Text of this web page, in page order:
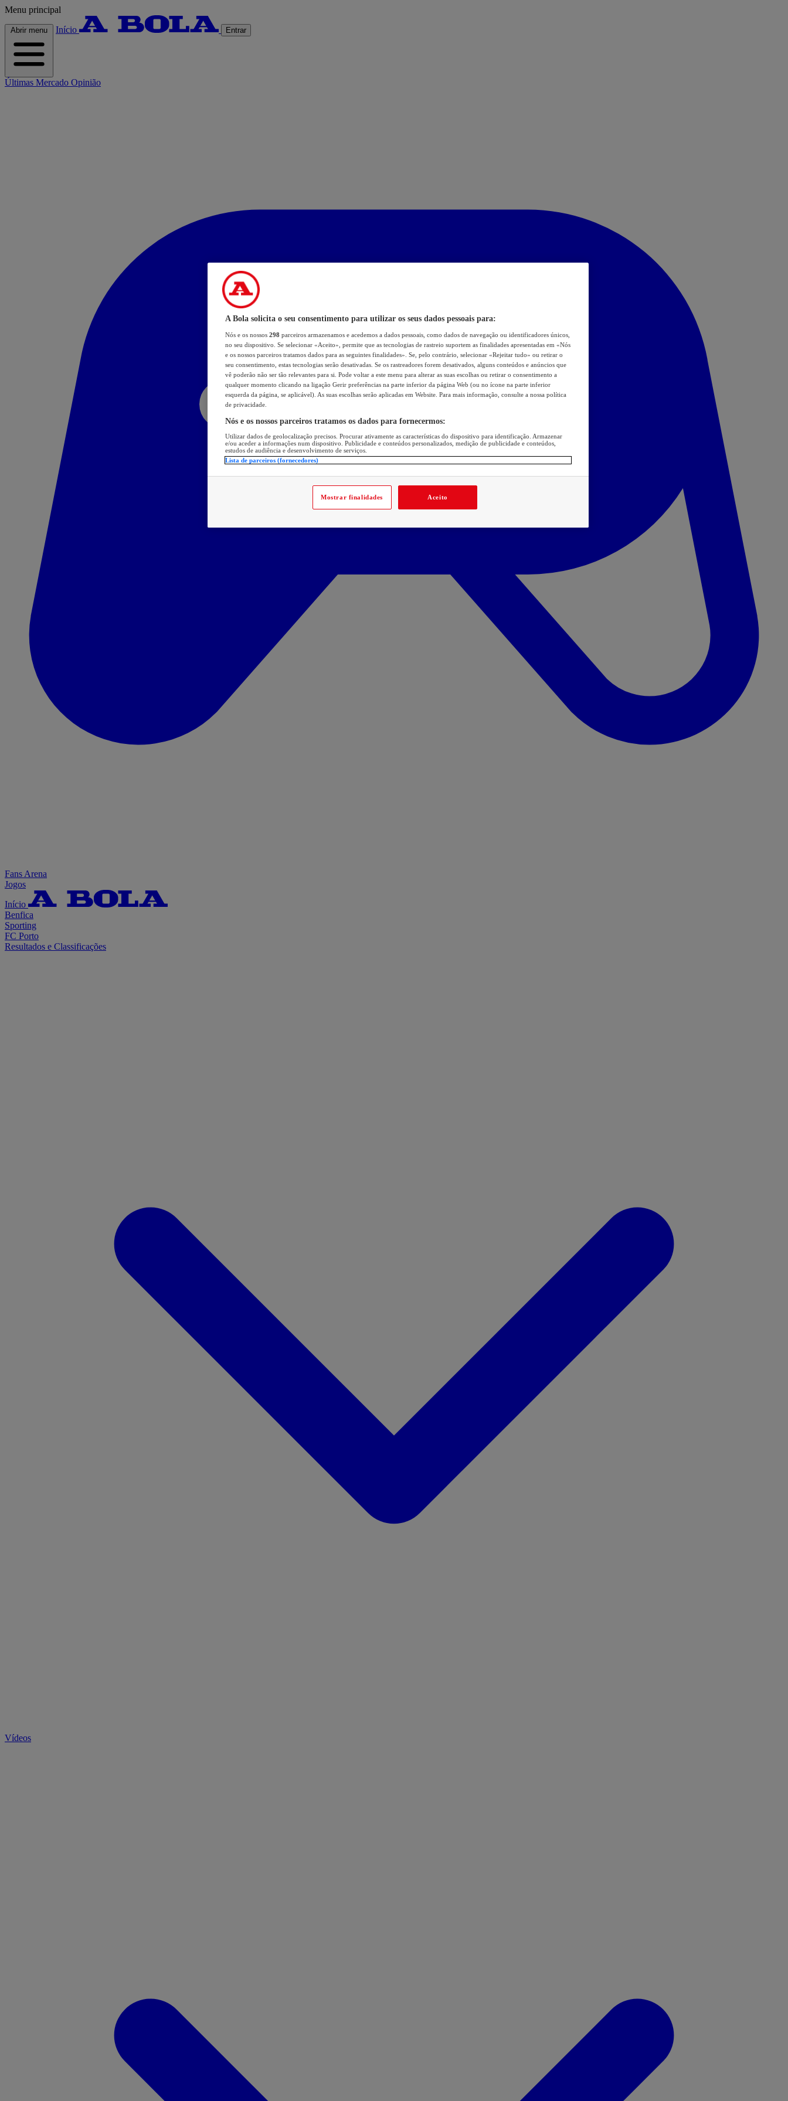
Menu principal
Abrir menu Início Entrar
Últimas Mercado Opinião
Fans Arena
Jogos
Início
Benfica
Sporting
FC Porto
Resultados e Classificações
Vídeos
A Bola solicita o seu consentimento para utilizar os seus dados pessoais para:
Nós e os nossos 298 parceiros armazenamos e acedemos a dados pessoais, como dados de navegação ou identificadores únicos,
no seu dispositivo. Se selecionar «Aceito», permite que as tecnologias de rastreio suportem as finalidades apresentadas em «Nós
e os nossos parceiros tratamos dados para as seguintes finalidades». Se, pelo contrário, selecionar «Rejeitar tudo» ou retirar o
seu consentimento, estas tecnologias serão desativadas. Se os rastreadores forem desativados, alguns conteúdos e anúncios que
vê poderão não ser tão relevantes para si. Pode voltar a este menu para alterar as suas escolhas ou retirar o consentimento a
qualquer momento clicando na ligação Gerir preferências na parte inferior da página Web (ou no ícone na parte inferior
esquerda da página, se aplicável). As suas escolhas serão aplicadas em Website. Para mais informação, consulte a nossa política
de privacidade.
Nós e os nossos parceiros tratamos os dados para fornecermos:
Utilizar dados de geolocalização precisos. Procurar ativamente as características do dispositivo para identificação. Armazenar
e/ou aceder a informações num dispositivo. Publicidade e conteúdos personalizados, medição de publicidade e conteúdos,
estudos de audiência e desenvolvimento de serviços.
Lista de parceiros (fornecedores)
Mostrar finalidades Aceito